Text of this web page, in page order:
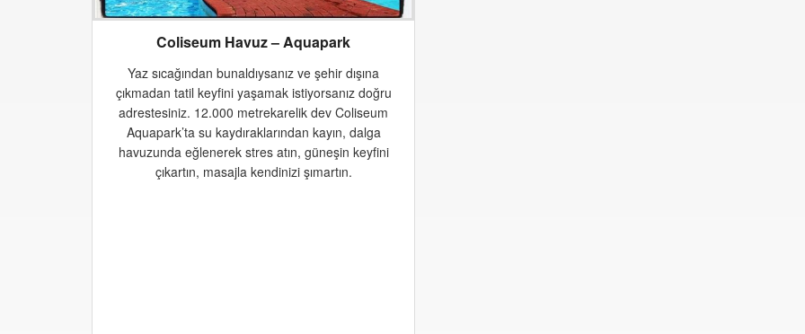
Coliseum Havuz – Aquapark
Yaz sıcağından bunaldıysanız ve şehir dışına
çıkmadan tatil keyfini yaşamak istiyorsanız doğru
adrestesiniz. 12.000 metrekarelik dev Coliseum
Aquapark’ta su kaydıraklarından kayın, dalga
havuzunda eğlenerek stres atın, güneşin keyfini
çıkartın, masajla kendinizi şımartın.